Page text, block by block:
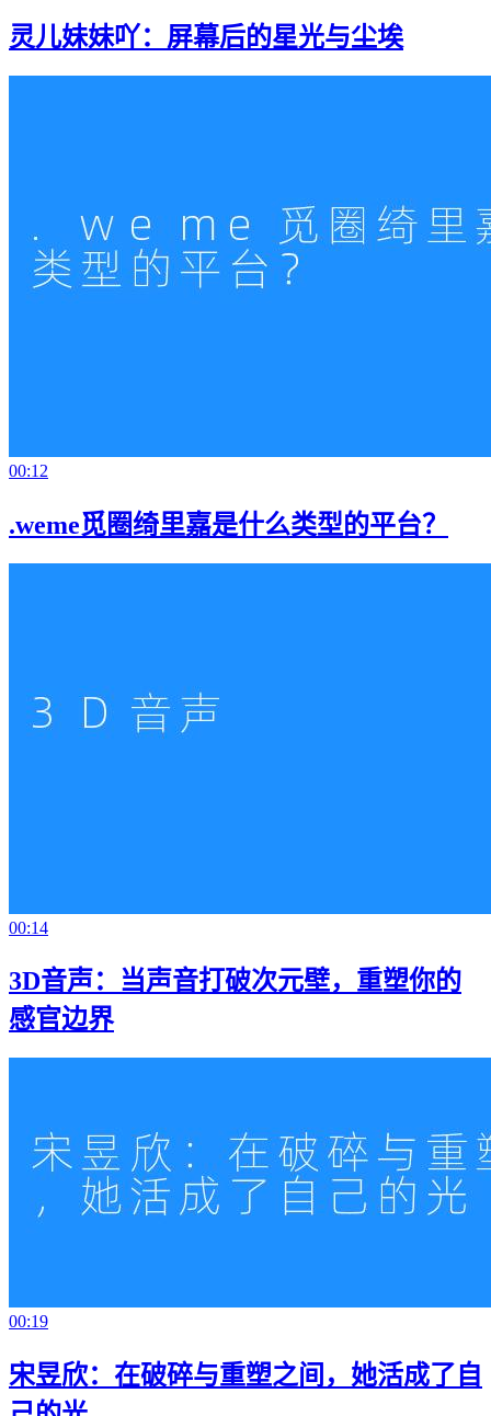
灵儿妹妹吖：屏幕后的星光与尘埃
00:12
.weme觅圈绮里嘉是什么类型的平台？
00:14
3D音声：当声音打破次元壁，重塑你的
感官边界
00:19
宋昱欣：在破碎与重塑之间，她活成了自